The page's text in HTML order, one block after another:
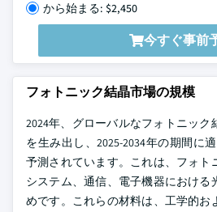
から始まる: $2,450
今すぐ事前
フォトニック結晶市場の規模
2024年、グローバルなフォトニック
を生み出し、2025-2034年の期間に
予測されています。これは、フォト
システム、通信、電子機器における
めです。これらの材料は、工学的お